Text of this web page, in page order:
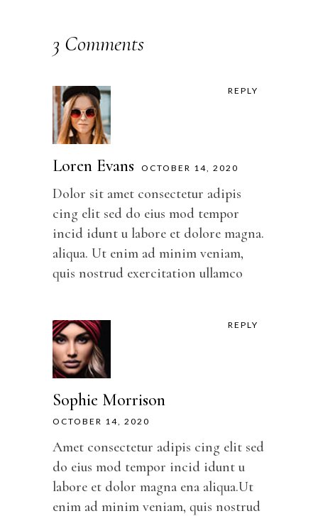
3 Comments
REPLY
Loren Evans OCTOBER 14, 2020
Dolor sit amet consectetur adipis
cing elit sed do eius mod tempor
incid idunt u labore et dolore magna.
aliqua. Ut enim ad minim veniam,
quis nostrud exercitation ullamco
REPLY
Sophie Morrison
OCTOBER 14, 2020
Amet consectetur adipis cing elit sed
do eius mod tempor incid idunt u
labore et dolor magna ena aliqua.Ut
enim ad minim veniam, quis nostrud